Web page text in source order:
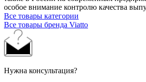
особое внимание контролю качества
Все товары категории
Все товары бренда Viatto
Нужна консультация?